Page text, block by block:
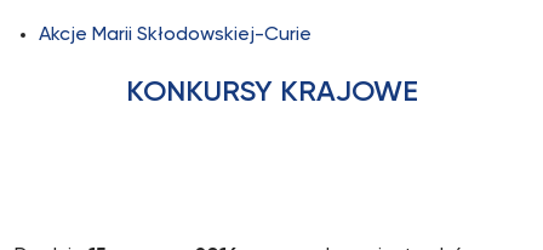
Akcje Marii Skłodowskiej-Curie
KONKURSY KRAJOWE